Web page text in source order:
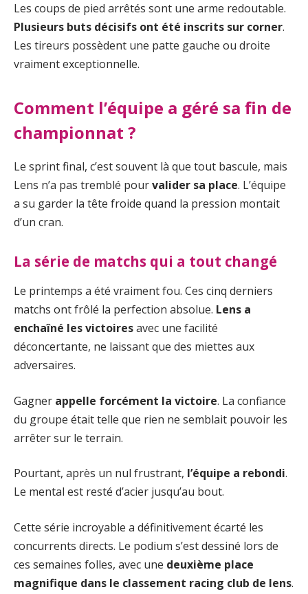
Les coups de pied arrêtés sont une arme redoutable.
Plusieurs buts décisifs ont été inscrits sur corner.
Les tireurs possèdent une patte gauche ou droite
vraiment exceptionnelle.
Comment l’équipe a géré sa fin de
championnat ?
Le sprint final, c’est souvent là que tout bascule, mais
Lens n’a pas tremblé pourvalider sa place. L’équipe
a su garder la tête froide quand la pression montait
d’un cran.
La série de matchs qui a tout changé
Le printemps a été vraiment fou. Ces cinq derniers
matchs ont frôlé la perfection absolue. Lens a
enchaîné les victoiresavec une facilité
déconcertante, ne laissant que des miettes aux
adversaires.
Gagner appelle forcément la victoire. La confiance
du groupe était telle que rien ne semblait pouvoir les
arrêter sur le terrain.
Pourtant, après un nul frustrant, l’équipe a rebondi.
Le mental est resté d’acier jusqu’au bout.
Cette série incroyable a définitivement écarté les
concurrents directs. Le podium s’est dessiné lors de
ces semaines folles, avec une deuxième place
magnifique dans le classement racing club de lens.